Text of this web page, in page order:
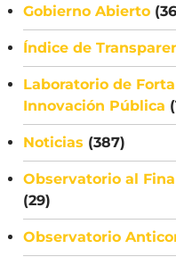
Gobierno Abierto
Índice de
Laboratorio de
Innovación Pública
Noticias (387)
Observatorio al
(29)
Observatorio